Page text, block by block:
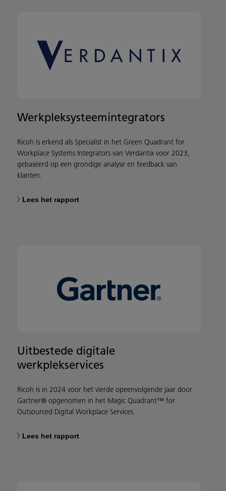
Werkpleksysteemintegrators
Ricoh is erkend als Specialist in het Green Quadrant for
Workplace Systems Integrators van Verdantix voor 2023,
gebaseerd op een grondige analyse en feedback van
klanten.
Lees het rapport
Uitbestede digitale
werkplekservices
Ricoh is in 2024 voor het vierde opeenvolgende jaar door
Gartner® opgenomen in het Magic Quadrant™ for
Outsourced Digital Workplace Services.
Lees het rapport